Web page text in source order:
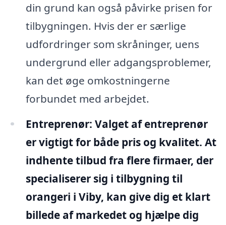
din grund kan også påvirke prisen for
tilbygningen. Hvis der er særlige
udfordringer som skråninger, uens
undergrund eller adgangsproblemer,
kan det øge omkostningerne
forbundet med arbejdet.
Entreprenør: Valget af entreprenør
er vigtigt for både pris og kvalitet. At
indhente tilbud fra flere firmaer, der
specialiserer sig i tilbygning til
orangeri i Viby, kan give dig et klart
billede af markedet og hjælpe dig